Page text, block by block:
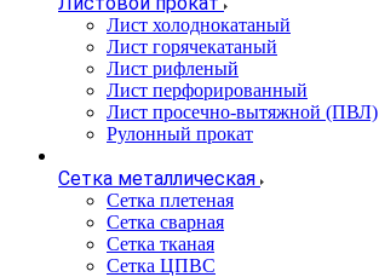
Лист холоднокатаный
Лист горячекатаный
Лист рифленый
Лист перфорированный
Лист просечно-вытяжной (ПВЛ)
Рулонный прокат
Сетка металлическая
Сетка плетеная
Сетка сварная
Сетка тканая
Сетка ЦПВС